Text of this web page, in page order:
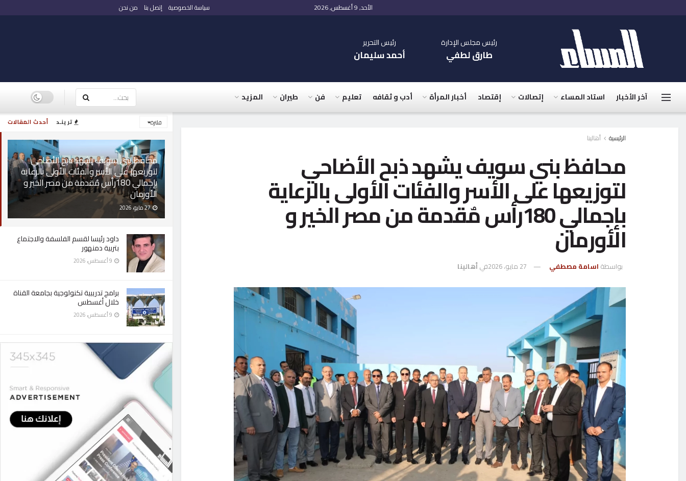
أحدث المقالات ترينـد فلترة
محافظ بني سويف يشهد ذبح الأضاحي
لتوزيعها على الأسر والفئات الأولى بالرعاية
بإجمالي 180رأس مٌقدمة من مصر الخير و
الأورمان
27 مايو، 2026
داود رئيسا لقسم الفلسفة والاجتماع
بتربية دمنهور
برامج تدريبية تكنولوجية بجامعة القناة
خلال أغسطس
الأحد, 9 أغسطس, 2026 سياسة الخصوصية إتصل بنا من نحن
رئيس مجلس الإدارة
طارق لطفي
رئيس التحرير
أحمد سليمان
آخر الأخبار استاد المساء إتصالات إقتصاد أخبار المرأة أدب و ثقافه تعليم فن طيران المزيد
الرئيسية أهالينا
محافظ بني سويف يشهد ذبح الأضاحي
لتوزيعها على الأسر والفئات الأولى بالرعاية
بإجمالي 180رأس مٌقدمة من مصر الخير و
الأورمان
بواسطة اسامة مصطفي 27 مايو، 2026 فيأهالينا